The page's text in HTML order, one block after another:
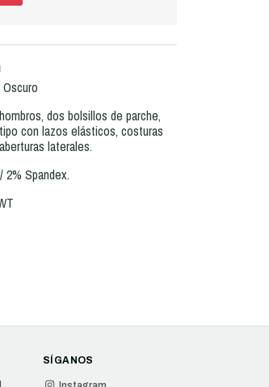
dos bolsillos de parche,
con lazos elásticos, costuras
laterales.
2% Spandex.
SÍGANOS